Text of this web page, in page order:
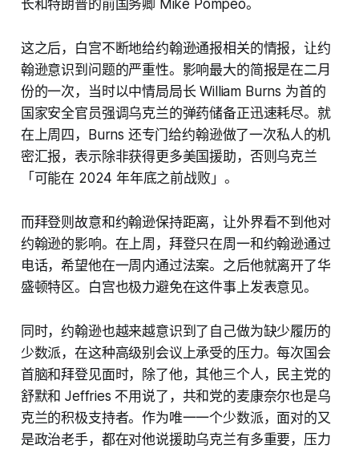
长和特朗普的前国务卿 Mike Pompeo。
这之后，白宫不断地给约翰逊通报相关的情报，让约
翰逊意识到问题的严重性。影响最大的简报是在二月
份的一次，当时以中情局局长 William Burns 为首的
国家安全官员强调乌克兰的弹药储备正迅速耗尽。就
在上周四，Burns 还专门给约翰逊做了一次私人的机
密汇报，表示除非获得更多美国援助，否则乌克兰
「可能在 2024 年年底之前战败」。
而拜登则故意和约翰逊保持距离，让外界看不到他对
约翰逊的影响。在上周，拜登只在周一和约翰逊通过
电话，希望他在一周内通过法案。之后他就离开了华
盛顿特区。白宫也极力避免在这件事上发表意见。
同时，约翰逊也越来越意识到了自己做为缺少履历的
少数派，在这种高级别会议上承受的压力。每次国会
首脑和拜登见面时，除了他，其他三个人，民主党的
舒默和 Jeffries 不用说了，共和党的麦康奈尔也是乌
克兰的积极支持者。作为唯一一个少数派，面对的又
是政治老手，都在对他说援助乌克兰有多重要，压力